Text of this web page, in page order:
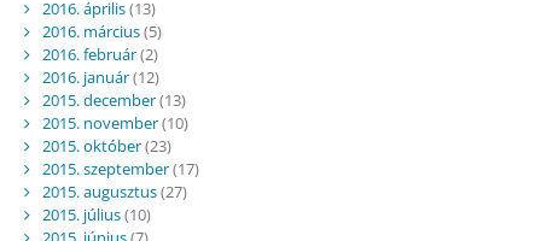
2016. április(13)
2016. március(5)
2016. február(2)
2016. január(12)
2015. december(13)
2015. november(10)
2015. október(23)
2015. szeptember(17)
2015. augusztus(27)
2015. július(10)